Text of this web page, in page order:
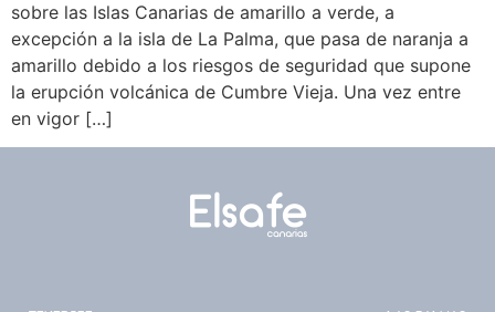
sobre las Islas Canarias de amarillo a verde, a
excepción a la isla de La Palma, que pasa de naranja a
amarillo debido a los riesgos de seguridad que supone
la erupción volcánica de Cumbre Vieja. Una vez entre
en vigor […]